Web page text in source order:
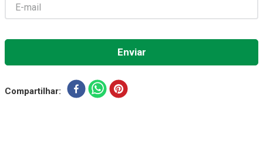
Compartilhar
9º